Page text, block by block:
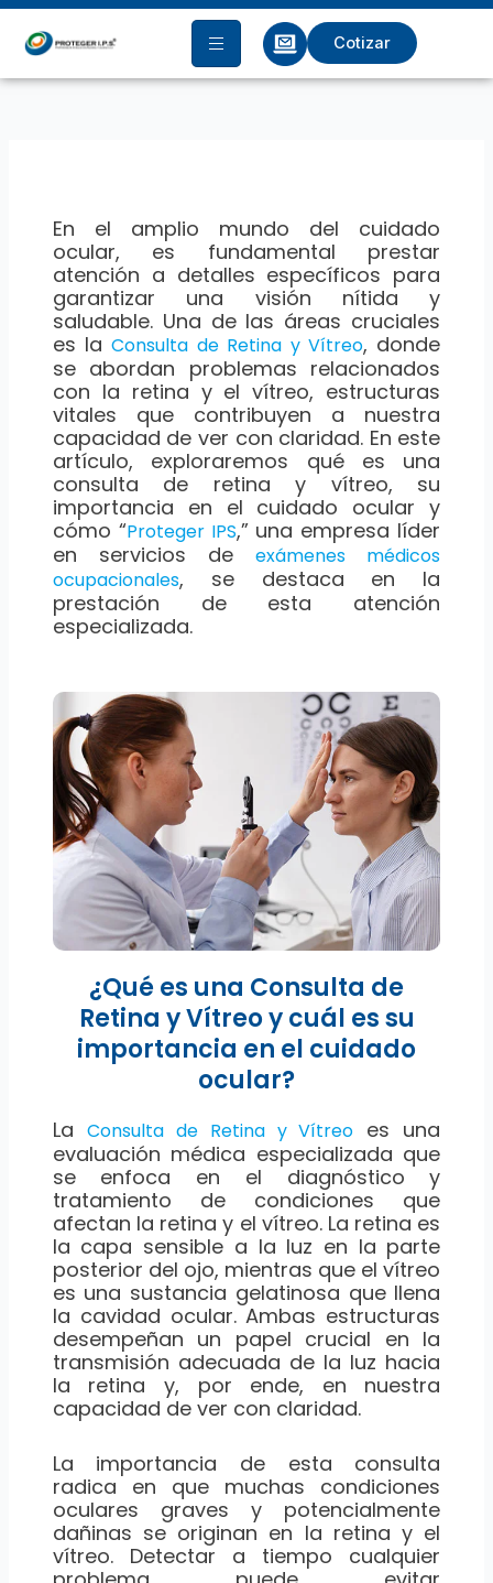
Ir
contenido
Cotizar
En el amplio mundo del cuidado
ocular, es fundamental prestar
atención a detalles específicos para
garantizar una visión nítida y
saludable. Una de las áreas cruciales
es laConsulta de Retina y Vítreo, donde
se abordan problemas relacionados
con la retina y el vítreo, estructuras
vitales que contribuyen a nuestra
capacidad de ver con claridad. En este
artículo, exploraremos qué es una
consulta de retina y vítreo, su
importancia en el cuidado ocular y
cómo “Proteger IPS,” una empresa líder
en servicios deexámenes médicos
ocupacionales, se destaca en la
prestación de esta atención
especializada.
¿Qué es una Consulta de
Retina y Vítreo y cuál es su
importancia en el cuidado
ocular?
La Consulta de Retina y Vítreo es una
evaluación médica especializada que
se enfoca en el diagnóstico y
tratamiento de condiciones que
afectan la retina y el vítreo. La retina es
la capa sensible a la luz en la parte
posterior del ojo, mientras que el vítreo
es una sustancia gelatinosa que llena
la cavidad ocular. Ambas estructuras
desempeñan un papel crucial en la
transmisión adecuada de la luz hacia
la retina y, por ende, en nuestra
capacidad de ver con claridad.
La importancia de esta consulta
radica en que muchas condiciones
oculares graves y potencialmente
dañinas se originan en la retina y el
vítreo. Detectar a tiempo cualquier